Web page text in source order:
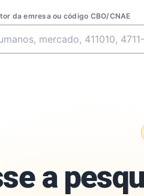
da emresa ou código CBO/CNAE
a